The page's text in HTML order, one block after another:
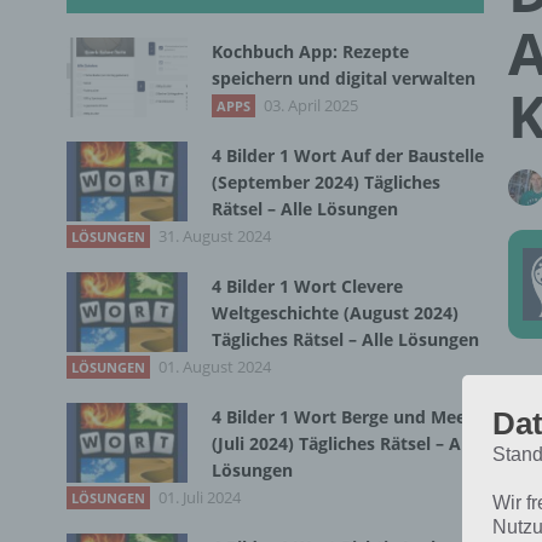
Kochbuch App: Rezepte
speichern und digital verwalten
APPS 03. April 2025
4 Bilder 1 Wort Auf der Baustelle
(September 2024) Tägliches
Rätsel – Alle Lösungen
LÖSUNGEN 31. August 2024
4 Bilder 1 Wort Clevere
Weltgeschichte (August 2024)
Tägliches Rätsel – Alle Lösungen
LÖSUNGEN 01. August 2024
4 Bilder 1 Wort Berge und Meer
(Juli 2024) Tägliches Rätsel – Alle
Lösungen
LÖSUNGEN 01. Juli 2024
Wir